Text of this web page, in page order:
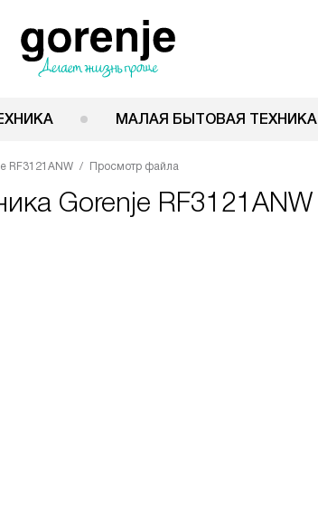
МАЛАЯ БЫТОВАЯ ТЕХНИКА
RF3121ANW Просмотр файла
Gorenje RF3121ANW